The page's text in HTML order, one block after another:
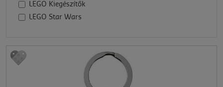
LEGO Kiegészítők
LEGO Star Wars